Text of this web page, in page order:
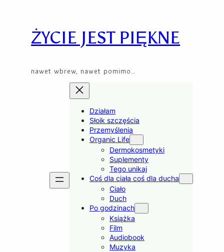
contentŻYCIE JEST PIĘKNE
nawet wbrew, nawet pomimo…
Działam
Słoik szczęścia
Przemyślenia
Organic Life
Dermokosmetyki
Suplementy
Tego unikaj
Coś dla ciała coś dla ducha
Ciało
Duch
Po godzinach
Książka
Film
Audiobook
Muzyka